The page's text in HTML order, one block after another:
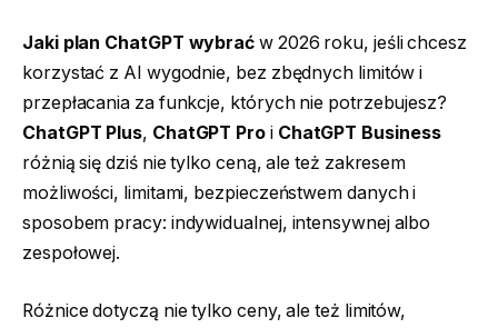
Jaki plan ChatGPT wybrać w 2026 roku, jeśli chcesz
korzystać z AI wygodnie, bez zbędnych limitów i
przepłacania za funkcje, których nie potrzebujesz?
ChatGPT Plus, ChatGPT Pro i ChatGPT Business
różnią się dziś nie tylko ceną, ale też zakresem
możliwości, limitami, bezpieczeństwem danych i
sposobem pracy: indywidualnej, intensywnej albo
zespołowej.
Różnice dotyczą nie tylko ceny, ale też limitów,